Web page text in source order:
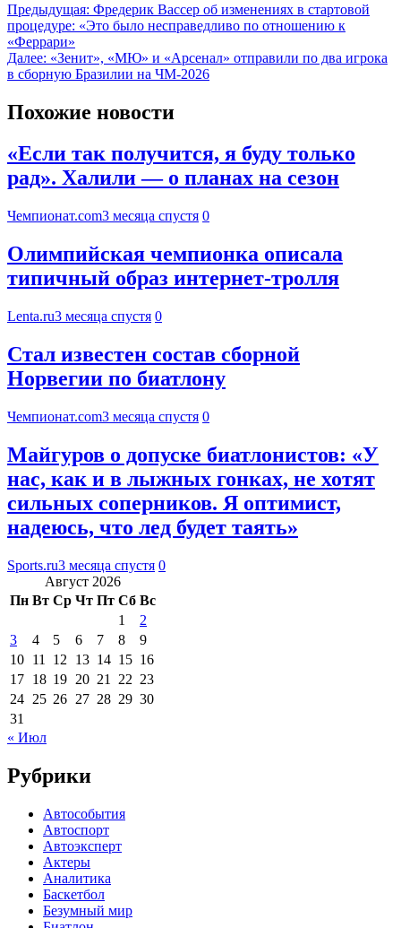
Предыдущая: Фредерик Вассер об изменениях в стартовой
процедуре: «Это было несправедливо по отношению к
«Феррари»
Далее: «Зенит», «МЮ» и «Арсенал» отправили по два игрока
в сборную Бразилии на ЧМ-2026
Похожие новости
«Если так получится, я буду только
рад». Халили — о планах на сезон
Чемпионат.com3 месяца спустя 0
Олимпийская чемпионка описала
типичный образ интернет-тролля
Lenta.ru3 месяца спустя 0
Стал известен состав сборной
Норвегии по биатлону
Чемпионат.com3 месяца спустя 0
Майгуров о допуске биатлонистов: «У
нас, как и в лыжных гонках, не хотят
сильных соперников. Я оптимист,
надеюсь, что лед будет таять»
Sports.ru3 месяца спустя 0
Август 2026
Пн Вт Ср Чт Пт Сб Вс
1
2
3
4 5 6 7 8
9
10 11 12 13 14 15 16
17 18 19 20 21 22 23
24 25 26 27 28 29 30
31
« Июл
Рубрики
Автособытия
Автоспорт
Автоэксперт
Актеры
Аналитика
Баскетбол
Безумный мир